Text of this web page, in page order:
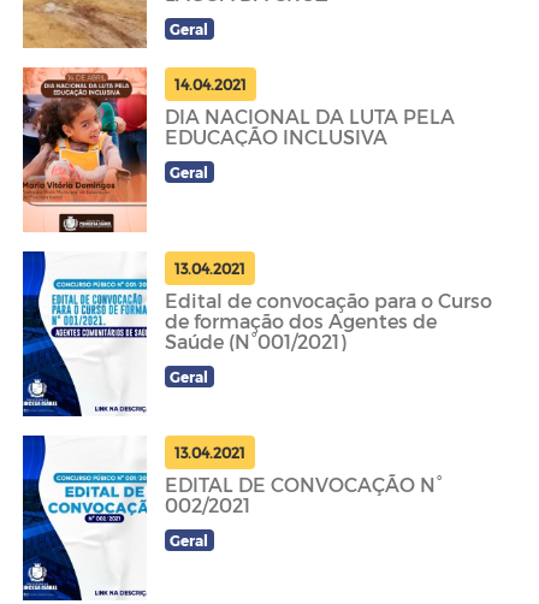
Geral
14.04.2021
DIA NACIONAL DA LUTA PELA
EDUCAÇÃO INCLUSIVA
Geral
13.04.2021
Edital de convocação para o Curso
de formação dos Agentes de
Saúde (N°001/2021)
Geral
13.04.2021
EDITAL DE CONVOCAÇÃO N°
002/2021
Geral